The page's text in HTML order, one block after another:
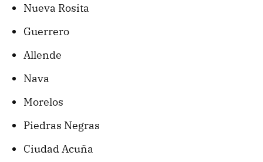
Nueva Rosita
Guerrero
Allende
Nava
Morelos
Piedras Negras
Ciudad Acuña